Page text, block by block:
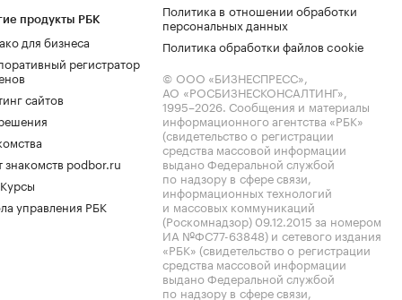
продукты РБК
для бизнеса
регистратор
сайтов
знакомств podbor.ru
управления РБК
Политика в отношении обработки
персональных данных
Политика обработки файлов cookie
© ООО «БИЗНЕСПРЕСС»,
АО «РОСБИЗНЕСКОНСАЛТИНГ»,
1995–2026. Сообщения и материалы
информационного агентства «РБК»
(свидетельство о регистрации
средства массовой информации
выдано Федеральной службой
по надзору в сфере связи,
информационных технологий
и массовых коммуникаций
(Роскомнадзор) 09.12.2015 за номером
ИА №ФС77-63848) и сетевого издания
«РБК» (свидетельство о регистрации
средства массовой информации
выдано Федеральной службой
по надзору в сфере связи,